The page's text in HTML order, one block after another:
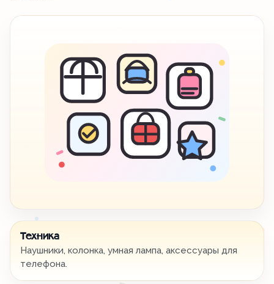
Техника
Наушники, колонка, умная лампа, аксессуары для
телефона.